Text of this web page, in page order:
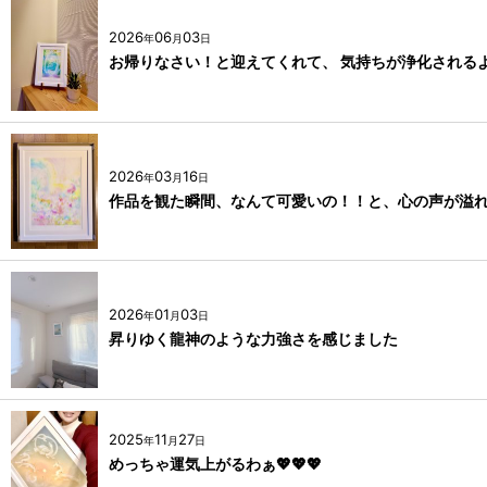
2026年06月03日
お帰りなさい！と迎えてくれて、 気持ちが浄化される
2026年03月16日
作品を観た瞬間、なんて可愛いの！！と、心の声が溢
2026年01 月03日
昇りゆく龍神のような力強さを感じました
2025年11 月 27日
めっちゃ運気上がるわぁ💖💖💖